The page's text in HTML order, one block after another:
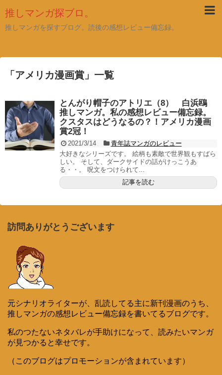
推しマンガ探ブロ。
推しマンガを探すブログ。読後の感想レビュー備忘録。
「 アメリカ漫画賞 」 一覧
とんがり帽子のアトリエ（8） 白浜鴎
推しマンガ。私の感想レビュー備忘録。
クスタスはどうなるの？！アメリカ漫画
賞2冠！
2021/3/14
青年誌マンガのレビュー
大好きなシリーズです。 絵柄も素敵で世界観もすばら
しい。 そして、ダークサイドの話がけっこうあ
る・・。 呪文をつけられて...
記事を読む
訪問ありがとうございます
元シナリオライターが、乱読してる主に新刊漫画のうち、
推しマンガの感想レビュー備忘録を書いてるブログです。
私のつたないネタバレが手助けになって、読みたいマンガ
が見つかると幸せです。
（このブログはプロモーションが含まれています）